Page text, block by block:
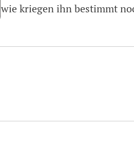
wie kriegen ihn bestimmt